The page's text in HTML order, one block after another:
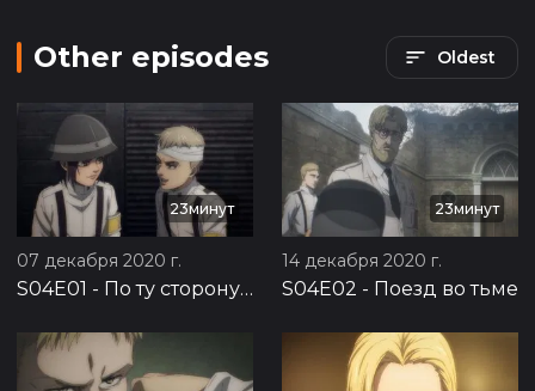
Other episodes Oldest
23минут
07 декабря 2020 г.
S04E01 - По ту сторону моря
23минут
14 декабря 2020 г.
S04E02 - Поезд во тьме